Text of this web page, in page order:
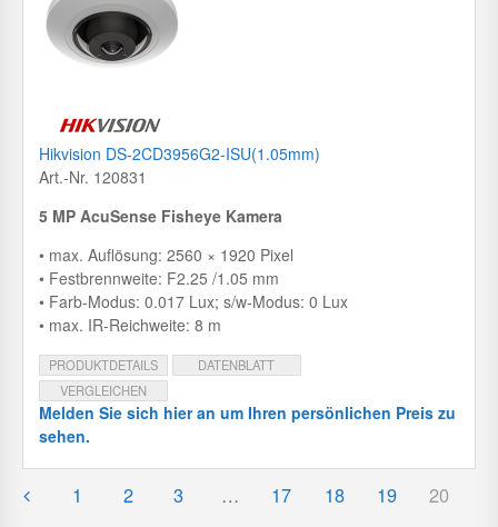
Hikvision DS-2CD3956G2-ISU(1.05mm)
Art.-Nr. 120831
5 MP AcuSense Fisheye Kamera
• max. Auflösung: 2560 × 1920 Pixel
• Festbrennweite: F2.25 /1.05 mm
• Farb-Modus: 0.017 Lux; s/w-Modus: 0 Lux
• max. IR-Reichweite: 8 m
PRODUKTDETAILS
DATENBLATT
VERGLEICHEN
Melden Sie sich hier an um Ihren persönlichen Preis zu
sehen.
1 2 3 … 17 18 19
20